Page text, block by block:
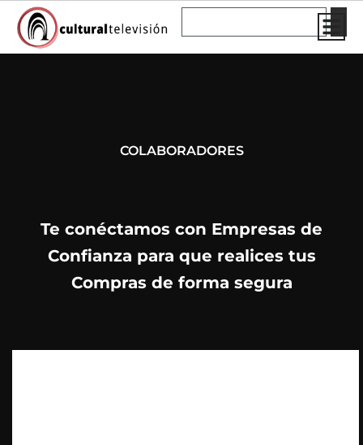
contenido
COLABORADORES
Te conéctamos con Empresas de
Confianza para que realices tus
Compras de forma segura